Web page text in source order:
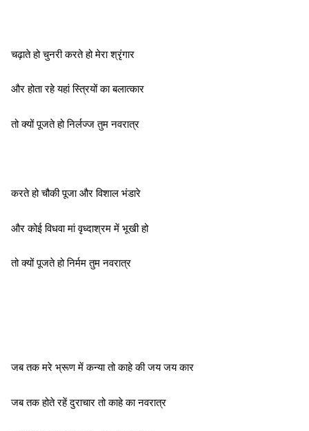
चढ़ाते हो चुनरी करते हो मेरा श्रृंगार
और होता रहे यहां स्त्रियों का बलात्कार
तो क्यों पूजते हो निर्लज्ज तुम नवरात्र
करते हो चौकी पूजा और विशाल भंडारे
और कोई विधवा मां वृध्दाश्रम में भूखी हो
तो क्यों पूजते हो निर्मम तुम नवरात्र
जब तक मरे भ्रूण में कन्या तो काहे की जय जय कार
जब तक होते रहें दुराचार तो काहे का नवरात्र